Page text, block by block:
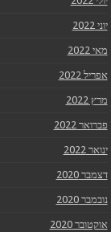
יוני 2022
מאי 2022
אפריל 2022
מרץ 2022
פברואר 2022
ינואר 2022
דצמבר 2020
נובמבר 2020
אוקטובר 2020